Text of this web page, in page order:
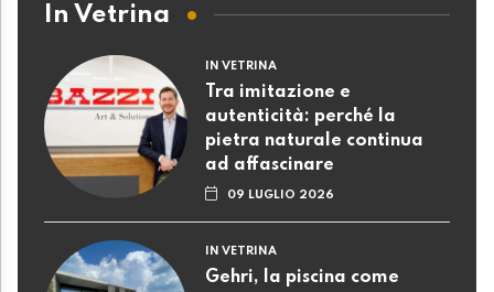
In Vetrina
IN VETRINA
Tra imitazione e
autenticità: perché la
pietra naturale continua
ad affascinare
09 LUGLIO 2026
IN VETRINA
Gehri, la piscina come